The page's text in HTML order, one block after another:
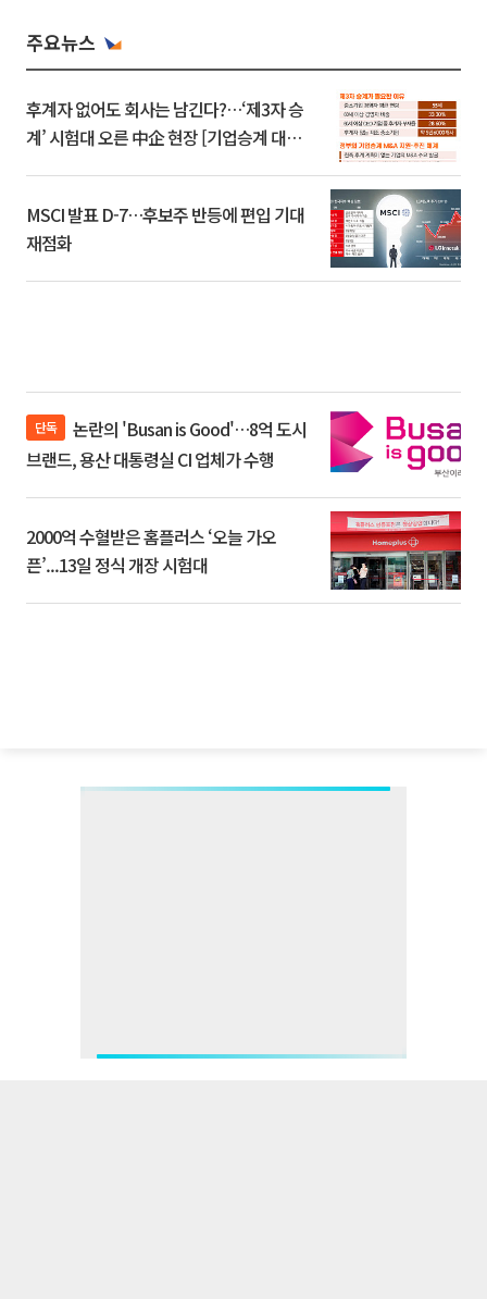
주요뉴스
후계자 없어도 회사는 남긴다?…‘제3자 승
계’ 시험대 오른 中企 현장 [기업승계 대전
MSCI 발표 D-7…후보주 반등에 편입 기대
재점화
단독
브랜드, 용산 대통령실 CI 업체가 수행
2000억 수혈받은 홈플러스 ‘오늘 가오
픈’...13일 정식 개장 시험대